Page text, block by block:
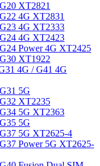
XT2821
4G XT2831
4G XT2333
4G XT2423
Power 4G XT2425
XT1922
4G / G41 4G
5G
XT2235
5G XT2363
5G
5G XT2625-4
Power 5G XT2625-